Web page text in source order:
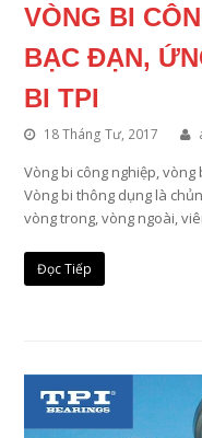
VÒNG BI
BẠC ĐẠN,
BI TPI
18 Tháng Tư, 2017
Vòng bi công nghiệp,
Vòng bi thông dụng là
vòng trong, vòng ngoài,
Đọc Tiếp